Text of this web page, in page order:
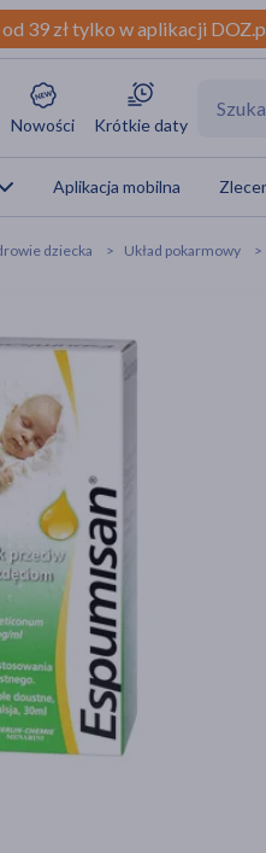
39 zł tylko w aplikacji
Nowości Krótkie daty
Aplikacja mobilna
dziecka Układ pokarmowy